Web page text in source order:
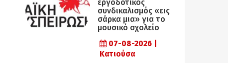
εργοδοτικός
συνδικαλισμός «εις
σάρκα μια» για το
μουσικό σχολείο
07-08-2026 |
Κατιούσα